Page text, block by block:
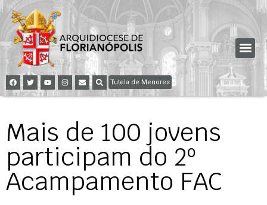
Tutela de Menores
Mais de 100 jovens
participam do 2º
Acampamento FAC